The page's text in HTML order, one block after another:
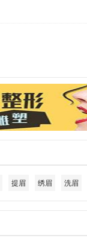
提眉 绣眉 洗眉